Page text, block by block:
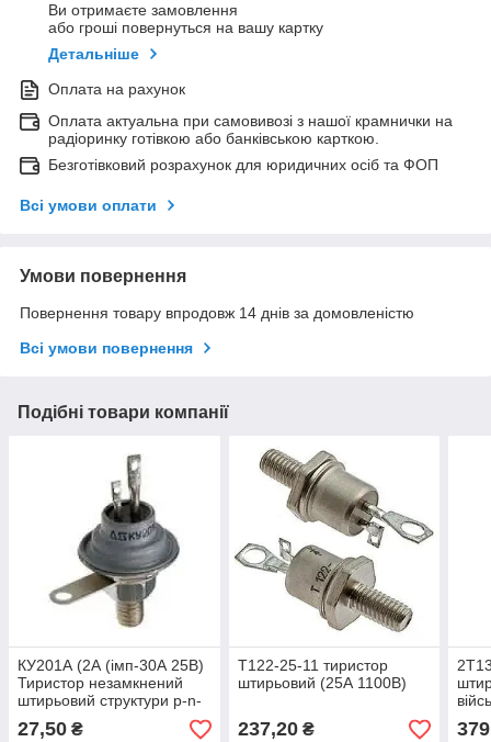
Ви отримаєте замовлення
або гроші повернуться на вашу картку
Детальніше
Оплата на рахунок
Оплата актуальна при самовивозі з нашої крамнички на
радіоринку готівкою або банківською карткою.
Безготівковий розрахунок для юридичних осіб та ФОП
Всі умови оплати
Умови повернення
Повернення товару впродовж 14 днів за домовленістю
Всі умови повернення
Подібні товари компанії
КУ201А (2А (імп-30А 25В)
Тиристор незамкнений
штирьовий структури p-n-
p-n
27,50 ₴
Т122-25-11 тиристор
штирьовий (25А 1100В)
237,20₴